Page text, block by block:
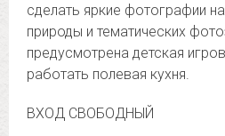
️сделать яркие фотографии
природы и тематических
предусмотрена детская
работать полевая кухня.
ВХОД СВОБОДНЫЙ